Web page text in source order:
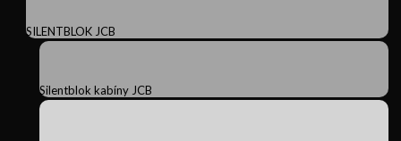
SILENTBLOK JCB
Silentblok kabíny JCB